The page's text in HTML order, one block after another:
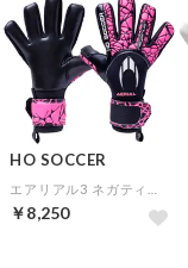
HO SOCCER
￥8,250